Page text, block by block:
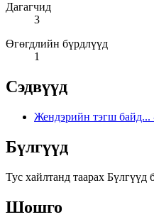
Дагагчид
3
Өгөгдлийн бүрдлүүд
1
Сэдвүүд
Жендэрийн тэгш байд...
Бүлгүүд
Тус хайлтанд таарах Бүлгүүд
Шошго